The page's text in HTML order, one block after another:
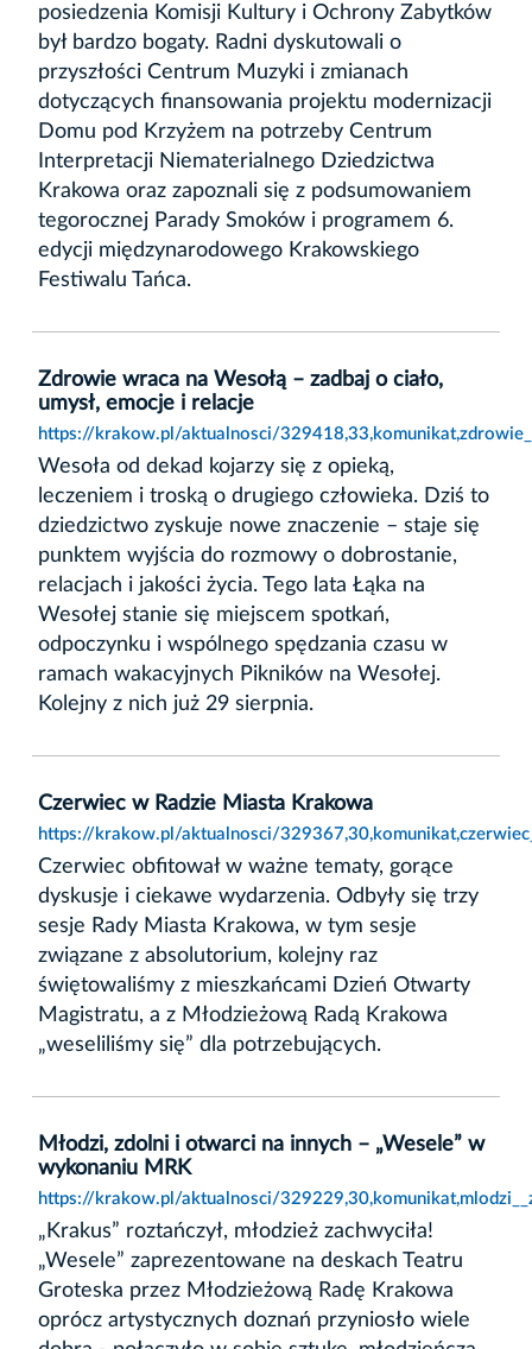
posiedzenia Komisji Kultury i Ochrony Zabytków
był bardzo bogaty. Radni dyskutowali o
przyszłości Centrum Muzyki i zmianach
dotyczących finansowania projektu modernizacji
Domu pod Krzyżem na potrzeby Centrum
Interpretacji Niematerialnego Dziedzictwa
Krakowa oraz zapoznali się z podsumowaniem
tegorocznej Parady Smoków i programem 6.
edycji międzynarodowego Krakowskiego
Festiwalu Tańca.
Zdrowie wraca na Wesołą – zadbaj o ciało,
umysł, emocje i relacje
https://krakow.pl/aktualnosci/
Wesoła od dekad kojarzy się z opieką,
leczeniem i troską o drugiego człowieka. Dziś to
dziedzictwo zyskuje nowe znaczenie – staje się
punktem wyjścia do rozmowy o dobrostanie,
relacjach i jakości życia. Tego lata Łąka na
Wesołej stanie się miejscem spotkań,
odpoczynku i wspólnego spędzania czasu w
ramach wakacyjnych Pikników na Wesołej.
Kolejny z nich już 29 sierpnia.
Czerwiec w Radzie Miasta Krakowa
https://krakow.pl/aktualnosci/
Czerwiec obfitował w ważne tematy, gorące
dyskusje i ciekawe wydarzenia. Odbyły się trzy
sesje Rady Miasta Krakowa, w tym sesje
związane z absolutorium, kolejny raz
świętowaliśmy z mieszkańcami Dzień Otwarty
Magistratu, a z Młodzieżową Radą Krakowa
„weseliliśmy się” dla potrzebujących.
Młodzi, zdolni i otwarci na innych – „Wesele” w
wykonaniu MRK
https://krakow.pl/aktualnosci/
„Krakus” roztańczył, młodzież zachwyciła!
„Wesele” zaprezentowane na deskach Teatru
Groteska przez Młodzieżową Radę Krakowa
oprócz artystycznych doznań przyniosło wiele